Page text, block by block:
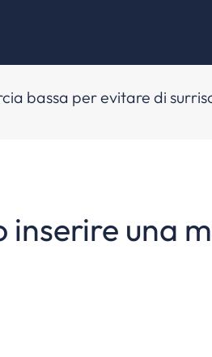
bassa per evitare di
inserire una